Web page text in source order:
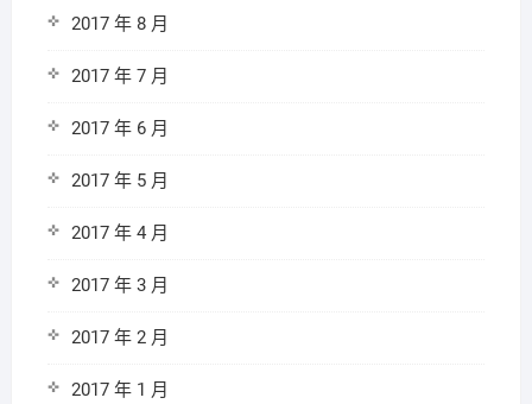
2017 年 8 月
2017 年 7 月
2017 年 6 月
2017 年 5 月
2017 年 4 月
2017 年 3 月
2017 年 2 月
2017 年 1 月